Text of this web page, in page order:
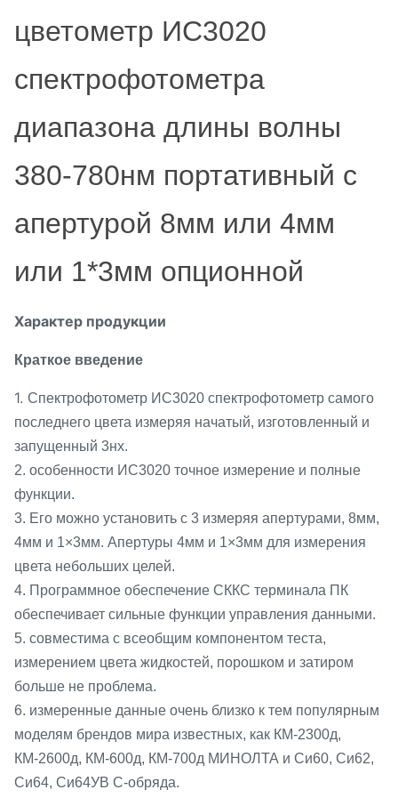
цветометр ИС3020
спектрофотометра
диапазона длины волны
380-780нм портативный с
апертурой 8мм или 4мм
или 1*3мм опционной
Характер продукции
Краткое введение
1. Спектрофотометр ИС3020 спектрофотометр самого
последнего цвета измеряя начатый, изготовленный и
запущенный 3нх.
2. особенности ИС3020 точное измерение и полные
функции.
3. Его можно установить с 3 измеряя апертурами, 8мм,
4мм и 1×3мм. Апертуры 4мм и 1×3мм для измерения
цвета небольших целей.
4. Программное обеспечение СККС терминала ПК
обеспечивает сильные функции управления данными.
5. совместима с всеобщим компонентом теста,
измерением цвета жидкостей, порошком и затиром
больше не проблема.
6. измеренные данные очень близко к тем популярным
моделям брендов мира известных, как КМ-2300д,
КМ-2600д, КМ-600д, КМ-700д МИНОЛТА и Си60, Си62,
Си64, Си64УВ С-обряда.